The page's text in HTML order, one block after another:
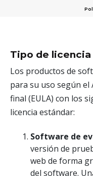
Conversor
Toolkit
Leadership
Videos
Tipo de licencia
Los productos de
para su uso según el
final (EULA) con los
licencia estándar:
Software de
versión de
web de forma
del software.